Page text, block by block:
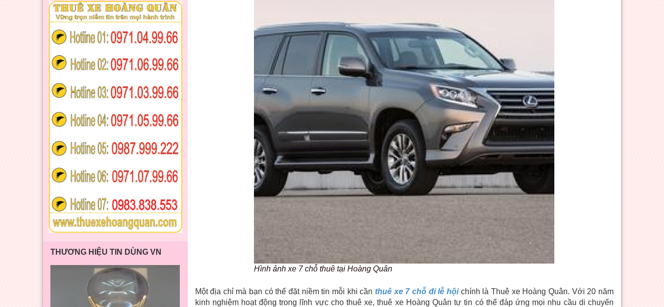
THƯƠNG HIỆU TIN DÙNG VN
Hình ảnh xe 7 chỗ thuê tại Hoàng Quân
Một địa chỉ mà bạn có thể đặt niềm tin mỗi khi cầnthuê xe 7 chỗ đi lễ hội chính là Thuê xe Hoàng Quân. Với 20 năm
kinh nghiệm hoạt động trong lĩnh vực cho thuê xe, thuê xe Hoàng Quân tự tin có thể đáp ứng mọi nhu cầu di chuyển